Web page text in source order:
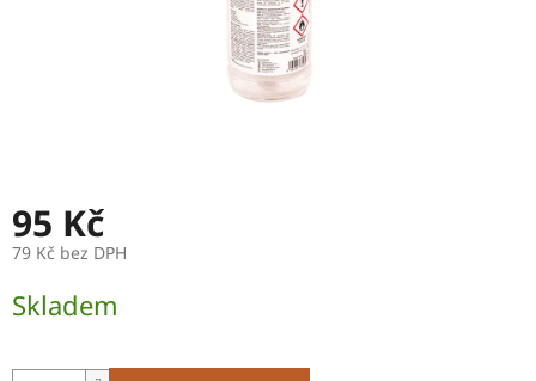
95 Kč
79 Kč bez DPH
cena:
Skladem